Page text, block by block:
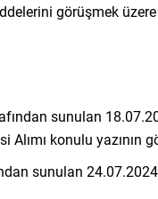
görüşmek
sunulan
Alımı konulu yazının
sunulan 24.07.2024